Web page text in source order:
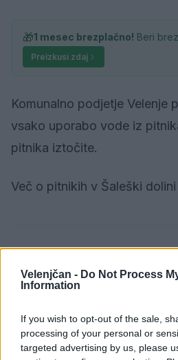
Velenjčan - Do Not Process
Information
If you wish to opt-out of the sale,
processing of your personal or
targeted advertising by us, please
🎁1 mesec brezplačno! Beri
Preizkusi zdaj
Komunalno podjetje Velenje
vsako uporabo vode iz
pitnika iztočite.
Več o pitnikih v Šaleški
Opozorilo:
Po 297. členu
posameznik kazensko
rasističnimi, diskriminatornimi ali
bodo odstranjeni.
Pravila